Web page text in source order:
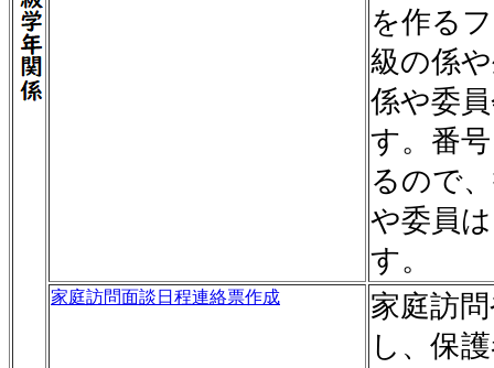
を作る
級の係
係や委
す。番
るので
や委員
す。
家庭訪問面談日程連絡票作成
家庭訪
し、保